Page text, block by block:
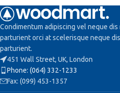
Condimentum adipiscing vel neque dis
parturient orci at scelerisque neque
parturient.
451 Wall Street, UK, London
Phone: (064) 332-1233
Fax: (099) 453-1357